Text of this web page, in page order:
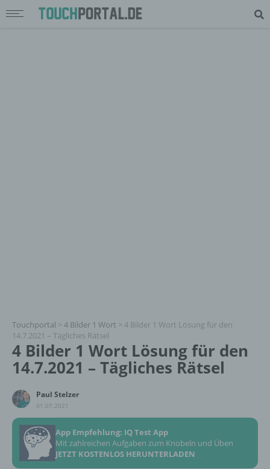
Touchportal > 4 Bilder 1 Wort > 4 Bilder 1 Wort Lösung für den
14.7.2021 – Tägliches Rätsel
4 Bilder 1 Wort Lösung für den
14.7.2021 – Tägliches Rätsel
Paul Stelzer
01.07.2021
App Empfehlung: IQ Test App
Mit zahlreichen Aufgaben zum Knobeln und Üben
JETZT KOSTENLOS HERUNTERLADEN